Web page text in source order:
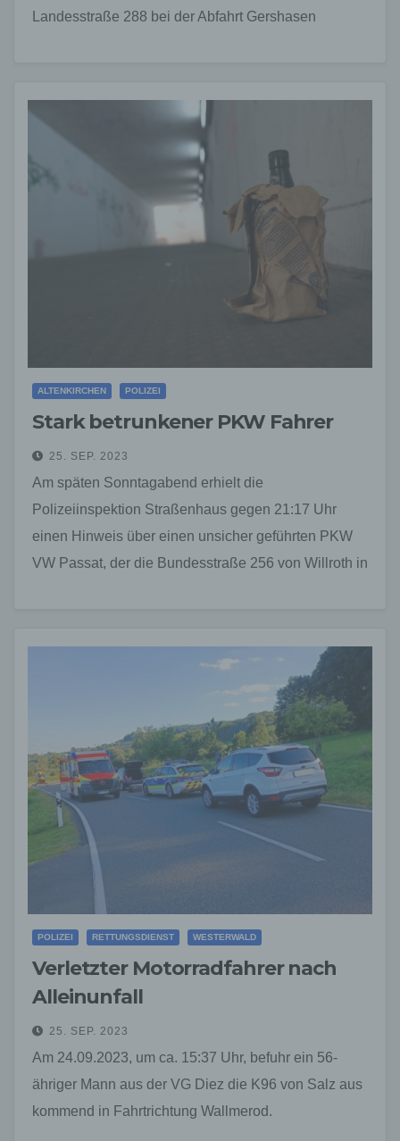
Landesstraße 288 bei der Abfahrt Gershasen
ALTENKIRCHEN POLIZEI
Stark betrunkener PKW Fahrer
25. SEP. 2023
Am späten Sonntagabend erhielt die
Polizeiinspektion Straßenhaus gegen 21:17 Uhr
einen Hinweis über einen unsicher geführten PKW
VW Passat, der die Bundesstraße 256 von Willroth in
POLIZEI RETTUNGSDIENST WESTERWALD
Verletzter Motorradfahrer nach
Alleinunfall
25. SEP. 2023
Am 24.09.2023, um ca. 15:37 Uhr, befuhr ein 56-
ähriger Mann aus der VG Diez die K96 von Salz aus
kommend in Fahrtrichtung Wallmerod.